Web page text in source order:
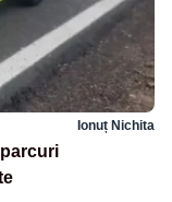
Ionuț Nichita